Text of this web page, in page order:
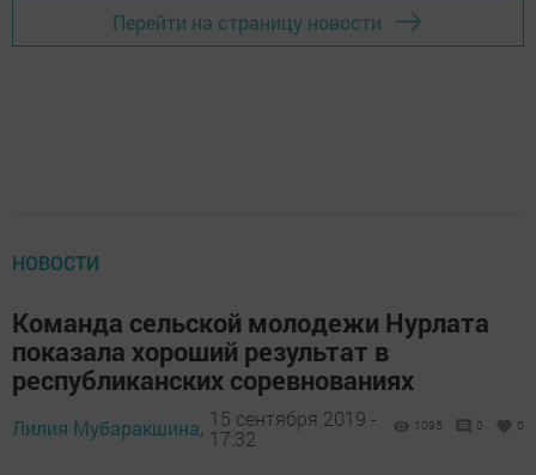
Перейти на страницу новости
НОВОСТИ
Команда сельской молодежи Нурлата
показала хороший результат в
республиканских соревнованиях
Лилия Мубаракшина, 15 сентября 2019 -
17:32
1095 0 0